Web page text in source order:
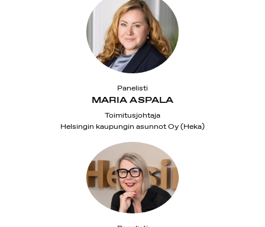
MARIA ASPALA
Panelisti
Toimitusjohtaja
Helsingin kaupungin asunnot Oy (Heka)